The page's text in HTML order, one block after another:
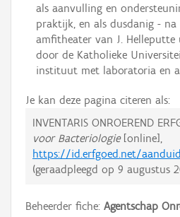
als aanvulling en
praktijk, en als dusdanig -
amfitheater van J. Helleputte
door de Katholieke
instituut met laboratoria en
Je kan deze pagina citeren als:
INVENTARIS ONROEREND
voor Bacteriologie[online],
https://id.erfgoed.net/
(geraadpleegd op 9 augustus
Beheerder fiche: Agentschap